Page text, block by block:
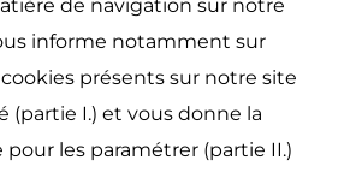
de navigation sur notre
informe notamment sur
présents sur notre site
(partie I.) et vous donne la
pour les paramétrer (partie II.)